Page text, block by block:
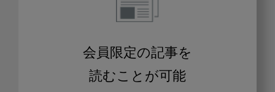
会員限定の記事を
読むことが可能